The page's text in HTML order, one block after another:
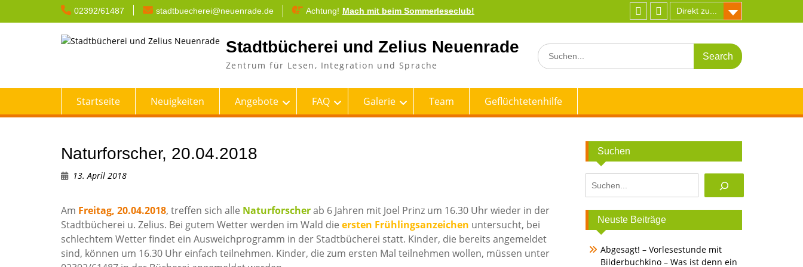
02392/61487 stadtbuecherei@neuenrade.de Achtung! Mach mit beim Sommerleseclub!
Direkt zu...
FacebookInstagram
Stadtbücherei und Zelius Neuenrade
Zentrum für Lesen, Integration und Sprache
Search
for:
Startseite Neuigkeiten Angebote FAQ Galerie Team Geflüchtetenhilfe
Naturforscher, 20.04.2018
13. April 2018
Am Freitag, 20.04.2018, treffen sich alle Naturforscherab 6 Jahren mit Joel Prinz um 16.30 Uhr wieder in der
Stadtbücherei u. Zelius. Bei gutem Wetter werden im Wald die ersten Frühlingsanzeichen untersucht, bei
schlechtem Wetter findet ein Ausweichprogramm in der Stadtbücherei statt. Kinder, die bereits angemeldet
sind, können um 16.30 Uhr einfach teilnehmen. Kinder, die zum ersten Mal teilnehmen wollen, müssen unter
Suchen
Neuste Beiträge
Abgesagt! – Vorlesestunde mit
Bilderbuchkino – Was ist denn ein